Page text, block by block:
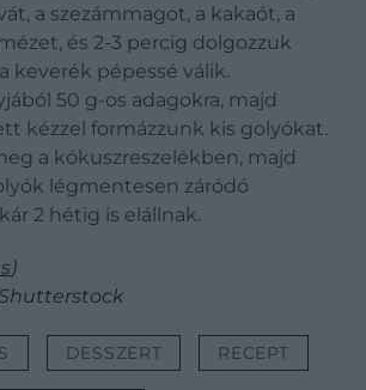
a szezámmagot, a kakaót, a
és 2-3 percig dolgozzuk
keverék pépessé válik.
50 g-os adagokra, majd
kézzel formázzunk kis golyókat.
a kókuszreszelékben, majd
légmentesen záródó
2 hétig is elállnak.
)
DESSZERT RECEPT